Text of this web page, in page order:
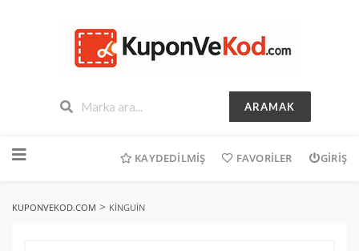
ARAMAK
geç
KAYDEDILMIŞ FAVORILER GIRIŞ
KUPONVEKOD.COM > KINGUIN